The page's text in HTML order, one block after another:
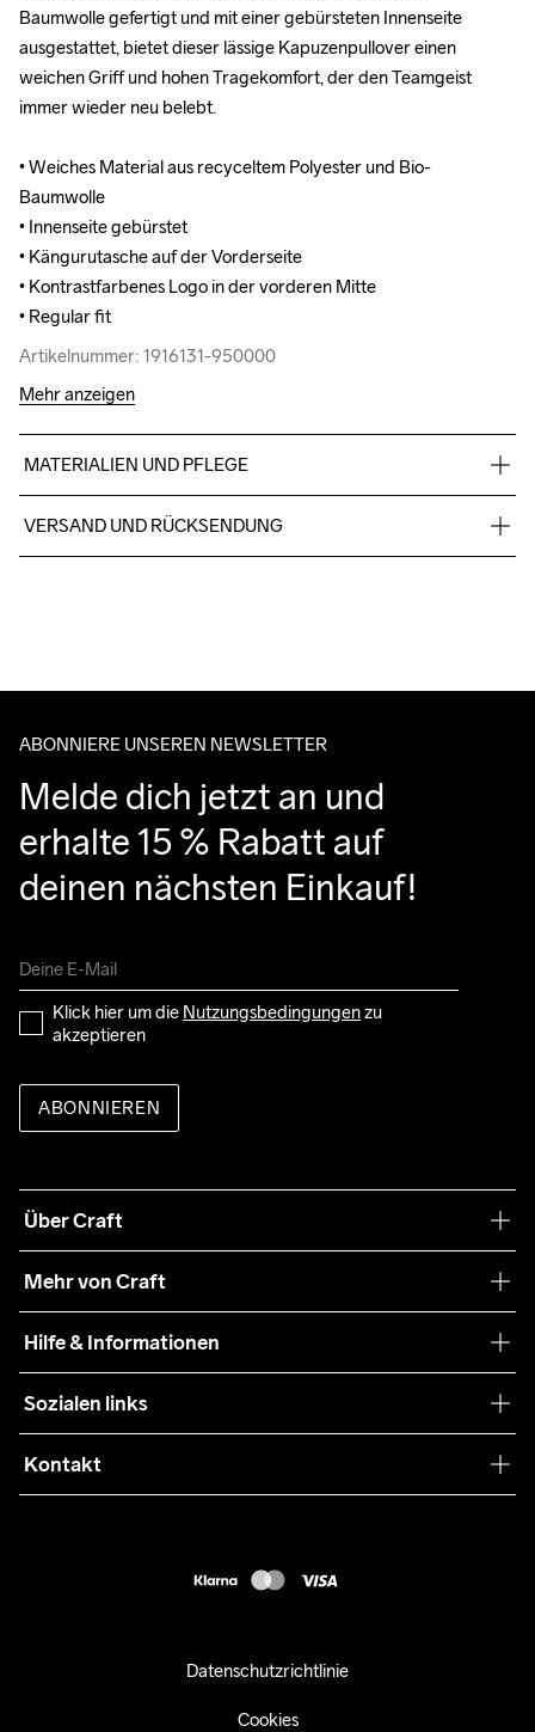
Baumwolle gefertigt und mit einer gebürsteten Innenseite
ausgestattet, bietet dieser lässige Kapuzenpullover einen
weichen Griff und hohen Tragekomfort, der den Teamgeist
immer wieder neu belebt.
• Weiches Material aus recyceltem Polyester und Bio-
Baumwolle
• Innenseite gebürstet
• Kängurutasche auf der Vorderseite
• Kontrastfarbenes Logo in der vorderen Mitte
• Regular fit
Artikelnummer: 1916131-950000
Baumwolle gefertigt und mit einer gebürsteten Innenseite
ausgestattet, bietet dieser lässige Kapuzenpullover einen
weichen Griff und hohen Tragekomfort, der den Teamgeist
immer wieder neu belebt.
• Weiches Material aus recyceltem Polyester und Bio-
Baumwolle
• Innenseite gebürstet
• Kängurutasche auf der Vorderseite
• Kontrastfarbenes Logo in der vorderen Mitte
• Regular fit
Artikelnummer: 1916131-950000
Mehr anzeigen
MATERIALIEN UND PFLEGE
60% Baumwolle (Bio), 40% Polyester (recycelt)
VERSAND UND RÜCKSENDUNG
entgegennehmen kannst.
ABONNIERE UNSEREN NEWSLETTER
Melde dich jetzt an und
erhalte 15 % Rabatt auf
deinen nächsten Einkauf!
Klick hier um die Nutzungsbedingungen zu
akzeptieren
ABONNIEREN
Über Craft
Nachhaltigkeit
Mehr von Craft
Teamwear
Zusammenarbeit
Press
Hilfe & Informationen
Retouren
Kundendienst
Sozialen links
Kontakt
Datenschutzrichtlinie
Cookies